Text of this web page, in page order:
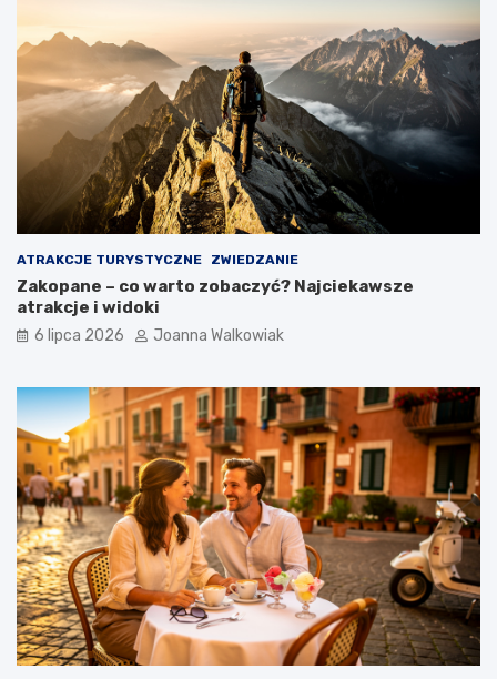
ATRAKCJE TURYSTYCZNE ZWIEDZANIE
Zakopane – co warto zobaczyć? Najciekawsze
atrakcje i widoki
6 lipca 2026 Joanna Walkowiak